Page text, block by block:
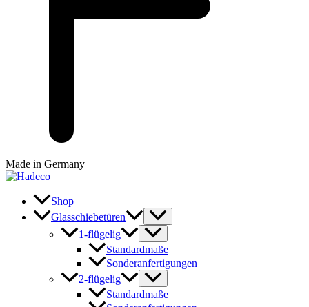
Made in Germany
Shop
Glasschiebetüren
1-flügelig
Standardmaße
Sonderanfertigungen
2-flügelig
Standardmaße